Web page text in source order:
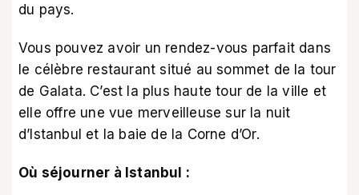
du pays.
Vous pouvez avoir un rendez-vous parfait dans
le célèbre restaurant situé au sommet de la tour
de Galata. C’est la plus haute tour de la ville et
elle offre une vue merveilleuse sur la nuit
d’Istanbul et la baie de la Corne d’Or.
Où séjourner à Istanbul :